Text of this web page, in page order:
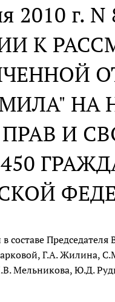
2010 г.
К
НА
И
Г.А. Жилина,
Мельникова, Ю.Д.